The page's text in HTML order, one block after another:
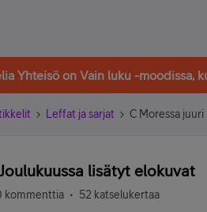
Yhteisö on Vain luku -moodissa,
Leffat ja sarjat C Moressa
lisätyt elokuvat
kommenttia 52 katselukertaa